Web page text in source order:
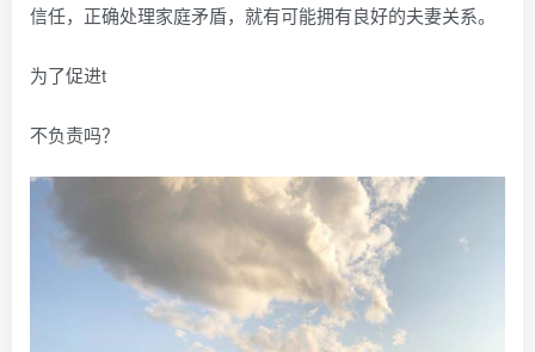
信任，正确处理家庭矛盾，就有可能拥有良好的夫妻关系。
为了促进t
不负责吗？